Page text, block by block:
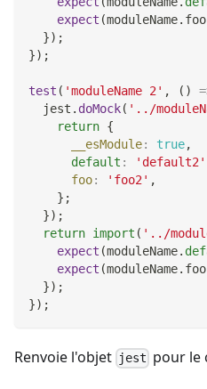
expect (moduleName. foo
}) ;
}) ;
test ( 'moduleName 2' , ( )
  jest
. doMock( '../
return {
__esModule: true,
default : 'default2'
foo: 'foo2' ,
} ;
}) ;
return import ( '../
expect (moduleName.
expect (moduleName. foo
}) ;
}) ;
Renvoie l'objet jest pour le